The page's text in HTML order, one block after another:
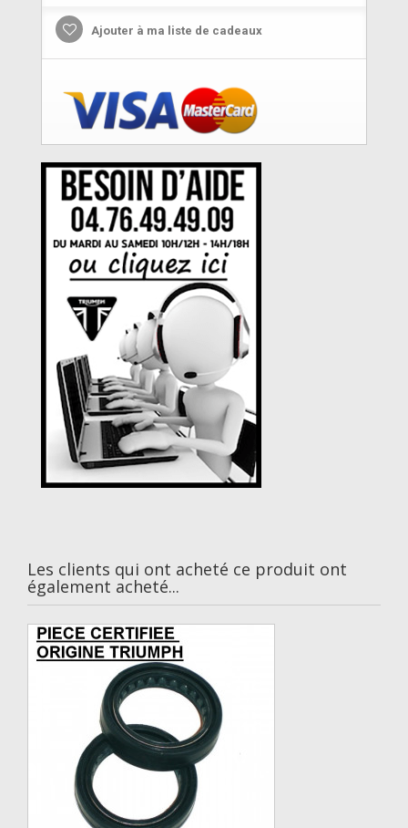
Ajouter à ma liste de cadeaux
Les clients qui ont acheté ce produit ont
également acheté...